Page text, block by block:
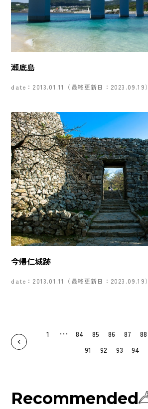
瀬底島
date：2013.01.11（最終更新日：2023.09.19）
今帰仁城跡
date：2013.01.11（最終更新日：2023.09.19）
1 84 85 86 87 88
91
92 93 94
Recommended